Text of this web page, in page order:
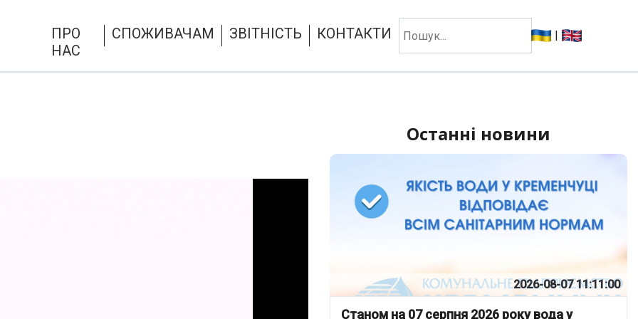
ПРО
НАС
СПОЖИВАЧАМ ЗВІТНІСТЬ КОНТАКТИ |
Останні новини
2026-08-07 11:11:00
Станом на 07 серпня 2026 року вода у